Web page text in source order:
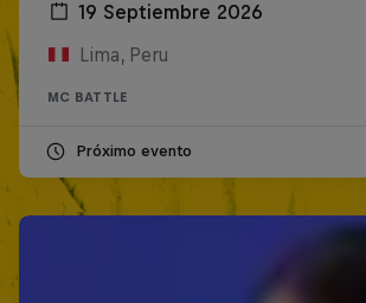
19 Septiembre 2026
Lima, Peru
MC BATTLE
Próximo evento